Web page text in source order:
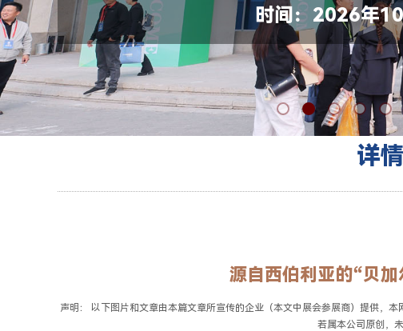
时间：2026年10
详
源自西伯利亚的“贝
声明： 以下图片和文章由本篇文章所宣传的企业（本文中展会参展商）提供，
若属本公司原创，